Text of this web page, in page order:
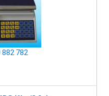
882 782